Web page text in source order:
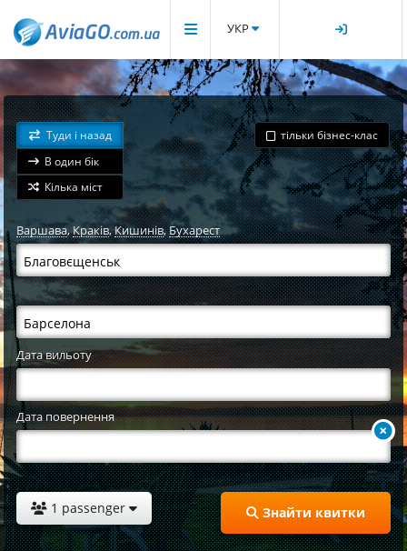
УКР
Туди і назад
В один бік
Кілька міст
тільки бізнес-клас
Варшава,Краків,Кишинів,Бухарест
Дата вильоту
Дата повернення
1 passenger Знайти квитки